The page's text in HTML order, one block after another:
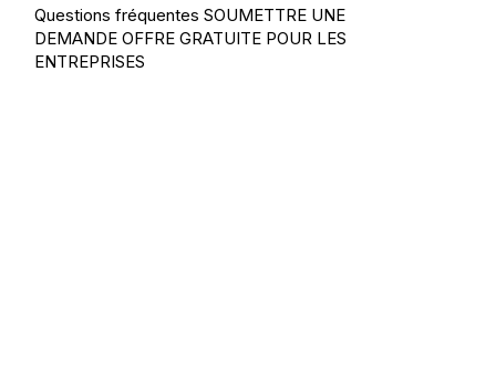
Questions fréquentes SOUMETTRE UNE
DEMANDE OFFRE GRATUITE POUR LES
ENTREPRISES